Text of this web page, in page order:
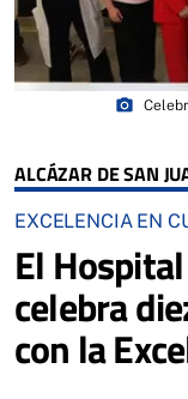
ALCÁZAR DE SAN
EXCELENCIA EN
El
celebra
con la
photo_camera